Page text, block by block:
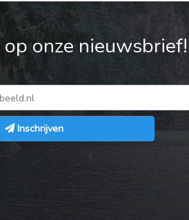
onze nieuwsbrief!
Inschrijven